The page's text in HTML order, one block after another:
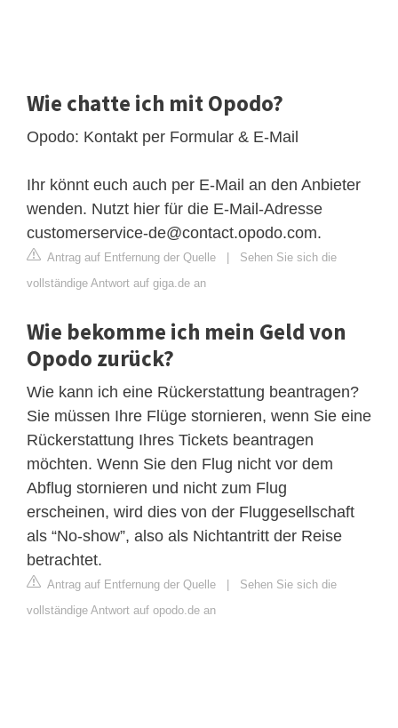
Wie chatte ich mit Opodo?
Opodo: Kontakt per Formular & E-Mail
Ihr könnt euch auch per E-Mail an den Anbieter
wenden. Nutzt hier für die E-Mail-Adresse
customerservice-de@contact.opodo.com.
Antrag auf Entfernung der Quelle
Sehen Sie sich die
vollständige Antwort auf giga.de an
Wie bekomme ich mein Geld von
Opodo zurück?
Wie kann ich eine Rückerstattung beantragen?
Sie müssen Ihre Flüge stornieren, wenn Sie eine
Rückerstattung Ihres Tickets beantragen
möchten. Wenn Sie den Flug nicht vor dem
Abflug stornieren und nicht zum Flug
erscheinen, wird dies von der Fluggesellschaft
als “No-show”, also als Nichtantritt der Reise
betrachtet.
Antrag auf Entfernung der Quelle
Sehen Sie sich die
vollständige Antwort auf opodo.de an